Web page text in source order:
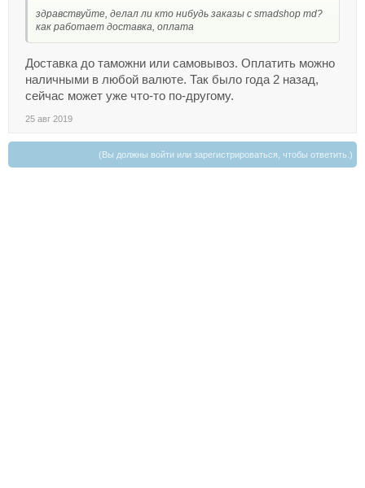
здравствуйте, делал ли кто нибудь заказы с smadshop md?
как работает доставка, оплата
Доставка до таможни или самовывоз. Оплатить можно
наличными в любой валюте. Так было года 2 назад,
сейчас может уже что-то по-другому.
25 авг 2019
(Вы должны войти или зарегистрироваться, чтобы ответить.)